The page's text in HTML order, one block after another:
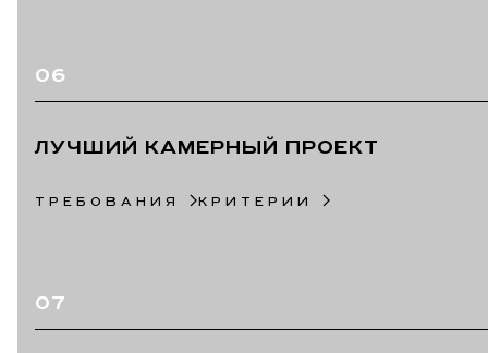
06
ЛУЧШИЙ КАМЕРНЫЙ ПРОЕКТ
ТРЕБОВАНИЯ КРИТЕРИИ
07